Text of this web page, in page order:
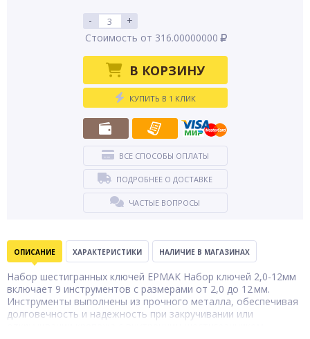
-
+
Стоимость от 316.00000000
В КОРЗИНУ
КУПИТЬ В 1 КЛИК
ВСЕ СПОСОБЫ ОПЛАТЫ
ПОДРОБНЕЕ О ДОСТАВКЕ
ЧАСТЫЕ ВОПРОСЫ
ОПИСАНИЕ ХАРАКТЕРИСТИКИ НАЛИЧИЕ В МАГАЗИНАХ
Набор шестигранных ключей ЕРМАК Набор ключей 2,0-12мм
включает 9 инструментов с размерами от 2,0 до 12 мм.
Инструменты выполнены из прочного металла, обеспечивая
долговечность и надежность при закручивании или